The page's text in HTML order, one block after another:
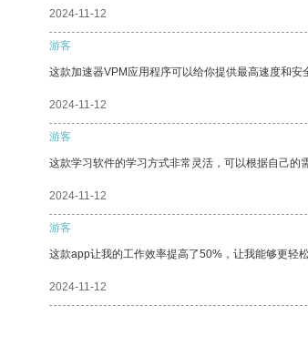
2024-11-12
游客
这款加速器VPM应用程序可以给你提供最高速度和安
2024-11-12
游客
这款学习软件的学习方式非常灵活，可以根据自己的
2024-11-12
游客
这款app让我的工作效率提高了50%，让我能够更轻
2024-11-12